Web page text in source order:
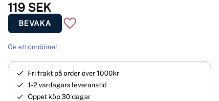
119 SEK
Lägg till i favoriter
BEVAKA
Ge ett omdöme!
Fri frakt på order över 1000kr
1-2 vardagars leveranstid
Öppet köp 30 dagar